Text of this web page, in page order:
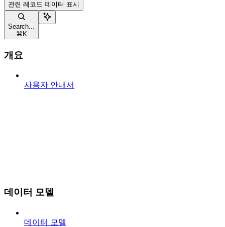
관련 레코드 데이터 표시
Search...
⌘ K
개요
사용자 안내서
데이터 모델
데이터 모델